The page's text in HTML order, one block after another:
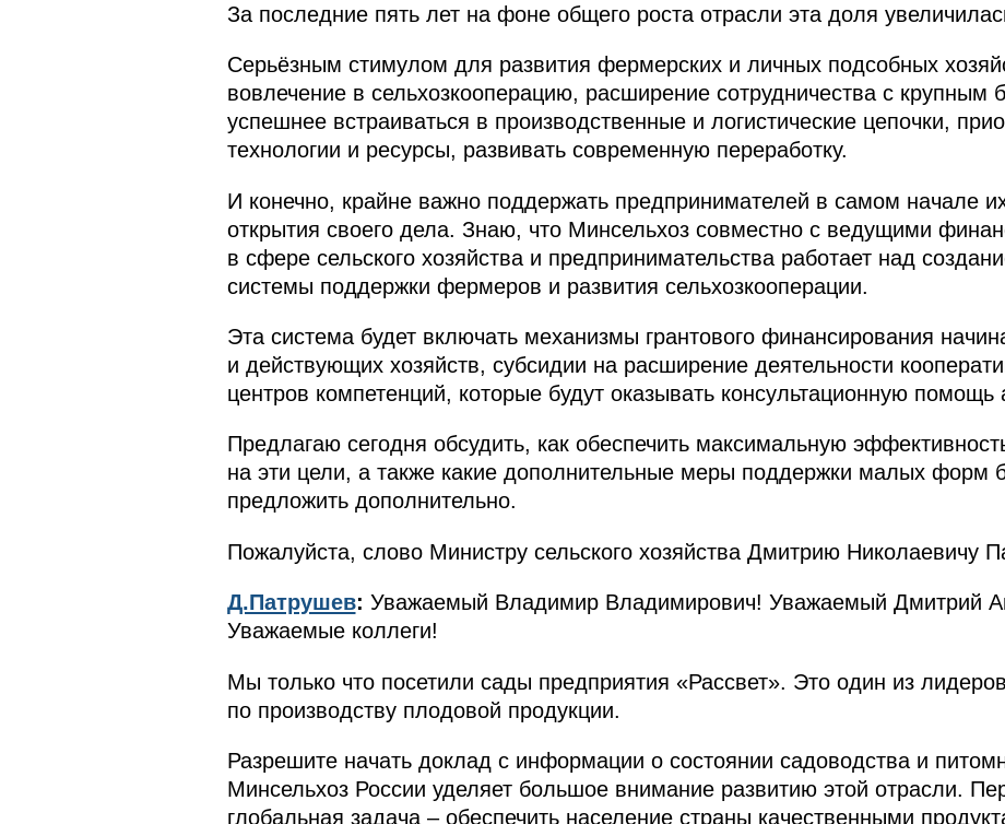
За последние пять лет на фоне общего роста отрасли эта доля
Серьёзным стимулом для развития фермерских и личных подсобных
вовлечение в сельхозкооперацию, расширение сотрудничества с крупным
успешнее встраиваться в производственные и логистические цепочки,
технологии и ресурсы, развивать современную переработку.
И конечно, крайне важно поддержать предпринимателей в самом начале
открытия своего дела. Знаю, что Минсельхоз совместно с ведущими
в сфере сельского хозяйства и предпринимательства работает над
системы поддержки фермеров и развития сельхозкооперации.
Эта система будет включать механизмы грантового финансирования
и действующих хозяйств, субсидии на расширение деятельности
центров компетенций, которые будут оказывать консультационную помощь
Предлагаю сегодня обсудить, как обеспечить максимальную
на эти цели, а также какие дополнительные меры поддержки малых форм
предложить дополнительно.
Пожалуйста, слово Министру сельского хозяйства Дмитрию Николаевичу
Д.Патрушев: Уважаемый Владимир Владимирович! Уважаемый Дмитрий
Уважаемые коллеги!
Мы только что посетили сады предприятия «Рассвет». Это один из
по производству плодовой продукции.
Разрешите начать доклад с информации о состоянии садоводства и
Минсельхоз России уделяет большое внимание развитию этой отрасли.
глобальная задача – обеспечить население страны качественными